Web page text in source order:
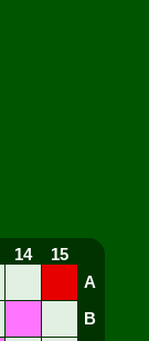
14
15
A
B